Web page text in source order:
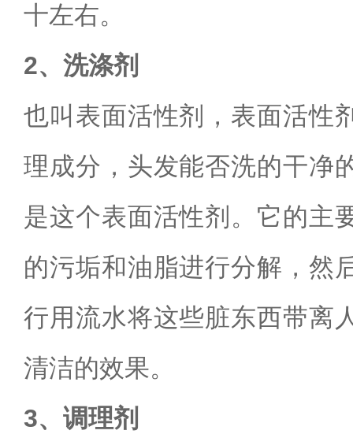
十左右。
2、洗涤剂
也叫表面活性剂，表面活性
理成分，头发能否洗的干净
是这个表面活性剂。它的主
的污垢和油脂进行分解，然
行用流水将这些脏东西带离
清洁的效果。
3、调理剂